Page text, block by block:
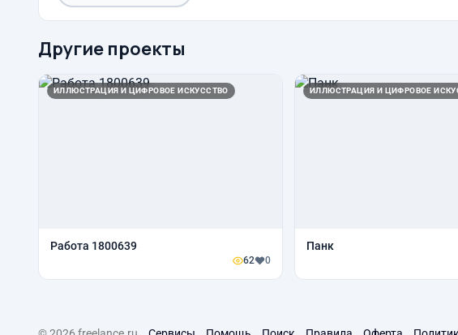
Другие проекты
ИЛЛЮСТРАЦИЯ И ЦИФРОВОЕ ИСКУССТВО
Работа 1800639
62 0
ИЛЛЮСТРАЦИЯ И ЦИФРОВОЕ
Панк